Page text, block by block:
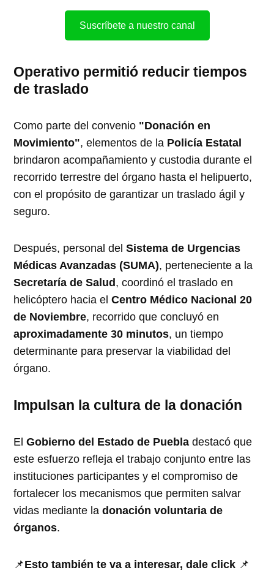
Suscríbete a nuestro canal
Operativo permitió reducir tiempos
de traslado
Como parte del convenio "Donación en
Movimiento", elementos de la Policía Estatal
brindaron acompañamiento y custodia durante el
recorrido terrestre del órgano hasta el helipuerto,
con el propósito de garantizar un traslado ágil y
seguro.
Después, personal delSistema de Urgencias
Médicas Avanzadas (SUMA), perteneciente a la
Secretaría de Salud, coordinó el traslado en
helicóptero hacia elCentro Médico Nacional 20
de Noviembre, recorrido que concluyó en
aproximadamente 30 minutos, un tiempo
determinante para preservar la viabilidad del
órgano.
Impulsan la cultura de la donación
ElGobierno del Estado de Puebla destacó que
este esfuerzo refleja el trabajo conjunto entre las
instituciones participantes y el compromiso de
fortalecer los mecanismos que permiten salvar
vidas mediante ladonación voluntaria de
órganos.
📌Esto también te va a interesar, dale click 📌